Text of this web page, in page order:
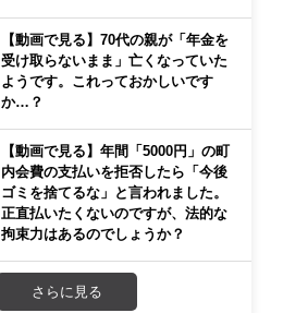
【動画で見る】70代の親が「年金を
受け取らないまま」亡くなっていた
ようです。これっておかしいです
か…？
【動画で見る】年間「5000円」の町
内会費の支払いを拒否したら「今後
ゴミを捨てるな」と言われました。
正直払いたくないのですが、法的な
拘束力はあるのでしょうか？
さらに見る